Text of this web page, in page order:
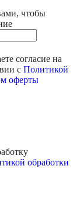
чтобы
согласие на
с Политикой
оферты
обработки